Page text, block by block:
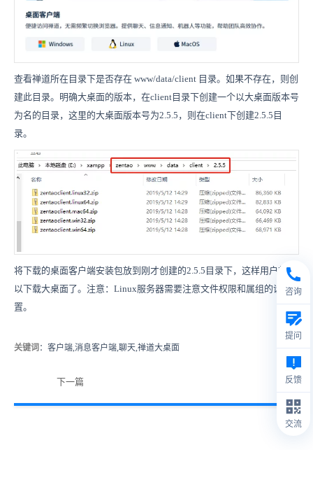
查看禅道所在目录下是否存在 www/data/client 目录。如果不存在，则创
建此目录。明确大桌面的版本，在client目录下创建一个以大桌面版本号
为名的目录，这里的大桌面版本号为2.5.5，则在client下创建2.5.5目
录。
将下载的桌面客户端安装包放到刚才创建的2.5.5目录下，这样用户就可
以下载大桌面了。注意：Linux服务器需要注意文件权限和属组的设
置。
关键词 ：客户端,消息客户端,聊天,禅道大桌面
下一篇
咨询
提问
反馈
交流